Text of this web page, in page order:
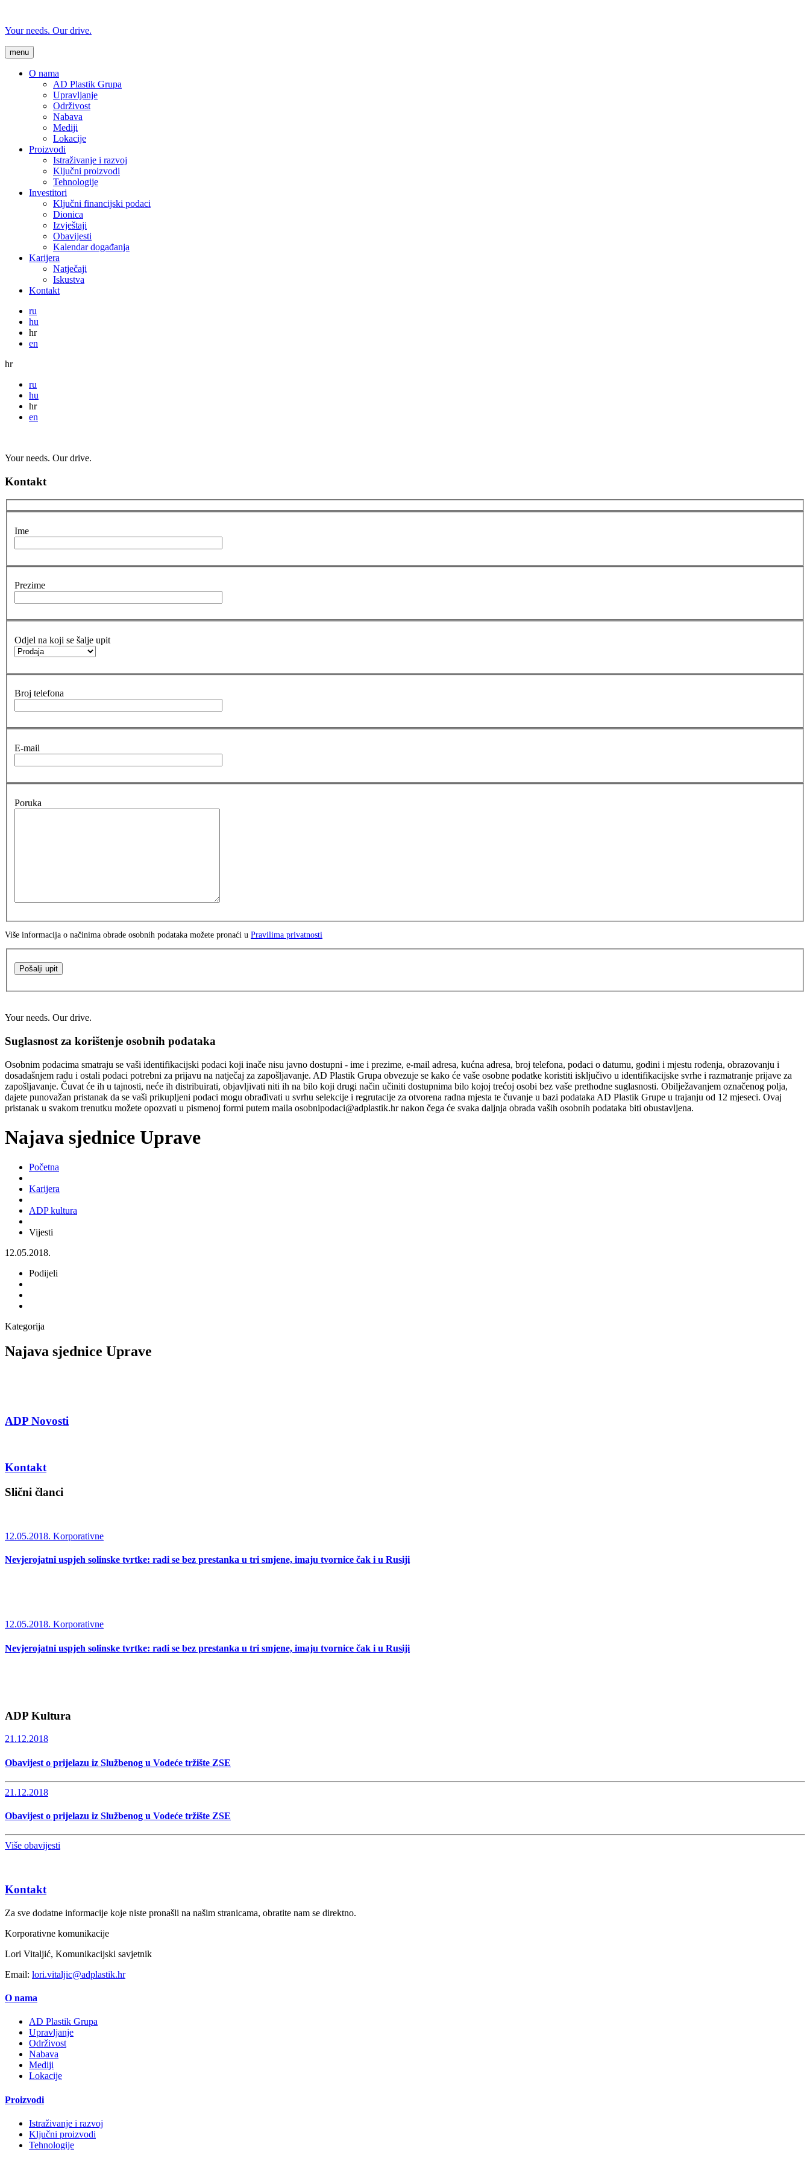
Your needs. Our drive.
menu
O nama
AD Plastik Grupa
Upravljanje
Održivost
Nabava
Mediji
Lokacije
Proizvodi
Istraživanje i razvoj
Ključni proizvodi
Tehnologije
Investitori
Ključni financijski podaci
Dionica
Izvještaji
Obavijesti
Kalendar događanja
Karijera
Natječaji
Iskustva
Kontakt
ru
hu
hr
en
hr
ru
hu
hr
en
Your needs. Our drive.
Kontakt
Ime
Prezime
Odjel na koji se šalje upit
Broj telefona
E-mail
Poruka
Više informacija o načinima obrade osobnih podataka možete pronaći u Pravilima privatnosti
Pošalji upit
Your needs. Our drive.
Suglasnost za korištenje osobnih podataka
Osobnim podacima smatraju se vaši identifikacijski podaci koji inače nisu javno dostupni - ime i prezime, e-mail adresa, kućna adresa, broj telefona, podaci o datumu, godini i mjestu rođenja, obrazovanju i
dosadašnjem radu i ostali podaci potrebni za prijavu na natječaj za zapošljavanje. AD Plastik Grupa obvezuje se kako će vaše osobne podatke koristiti isključivo u identifikacijske svrhe i razmatranje prijave za
zapošljavanje. Čuvat će ih u tajnosti, neće ih distribuirati, objavljivati niti ih na bilo koji drugi način učiniti dostupnima bilo kojoj trećoj osobi bez vaše prethodne suglasnosti. Obilježavanjem označenog polja,
dajete punovažan pristanak da se vaši prikupljeni podaci mogu obrađivati u svrhu selekcije i regrutacije za otvorena radna mjesta te čuvanje u bazi podataka AD Plastik Grupe u trajanju od 12 mjeseci. Ovaj
pristanak u svakom trenutku možete opozvati u pismenoj formi putem maila osobnipodaci@adplastik.hr nakon čega će svaka daljnja obrada vaših osobnih podataka biti obustavljena.
Najava sjednice Uprave
Početna
Karijera
ADP kultura
Vijesti
12.05.2018.
Podijeli
Kategorija
Najava sjednice Uprave
ADP Novosti
Kontakt
Slični članci
12.05.2018. Korporativne
Nevjerojatni uspjeh solinske tvrtke: radi se bez prestanka u tri smjene, imaju tvornice čak i u Rusiji
12.05.2018. Korporativne
Nevjerojatni uspjeh solinske tvrtke: radi se bez prestanka u tri smjene, imaju tvornice čak i u Rusiji
ADP Kultura
21.12.2018
Obavijest o prijelazu iz Službenog u Vodeće tržište ZSE
21.12.2018
Obavijest o prijelazu iz Službenog u Vodeće tržište ZSE
Više obavijesti
Kontakt
Za sve dodatne informacije koje niste pronašli na našim stranicama, obratite nam se direktno.
Korporativne komunikacije
Lori Vitaljić, Komunikacijski savjetnik
Email: lori.vitaljic@adplastik.hr
O nama
AD Plastik Grupa
Upravljanje
Održivost
Nabava
Mediji
Lokacije
Proizvodi
Istraživanje i razvoj
Ključni proizvodi
Tehnologije